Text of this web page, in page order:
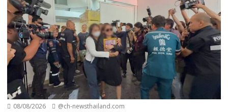
08/08/2026 @ch-newsthailand.com